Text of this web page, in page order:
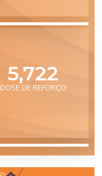
7,083
DOSE DE REFORÇO